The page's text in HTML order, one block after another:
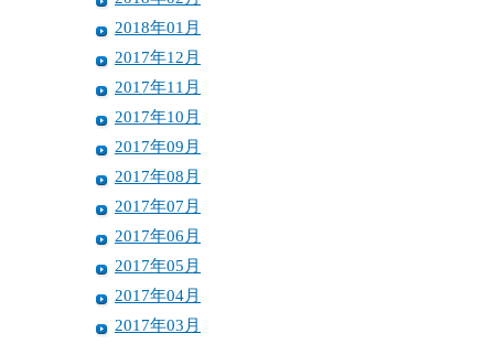
2018年01月
2017年12月
2017年11月
2017年10月
2017年09月
2017年08月
2017年07月
2017年06月
2017年05月
2017年04月
2017年03月